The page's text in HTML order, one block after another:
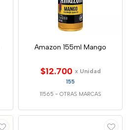
Amazon 155ml Mango
$12.700 x Unidad
155
11565 - OTRAS MARCAS